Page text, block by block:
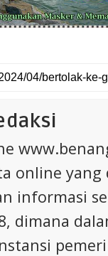
online
informasi
dimana